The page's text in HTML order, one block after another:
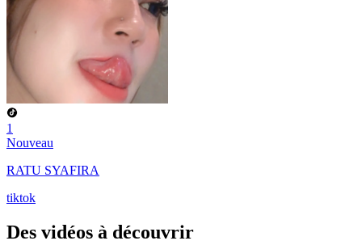
1
Nouveau
RATU SYAFIRA
tiktok
Des vidéos à découvrir